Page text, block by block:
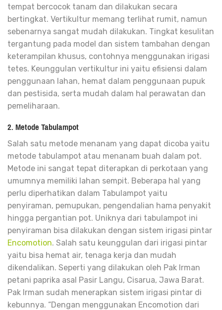
tempat bercocok tanam dan dilakukan secara
bertingkat. Vertikultur memang terlihat rumit, namun
sebenarnya sangat mudah dilakukan. Tingkat kesulitan
tergantung pada model dan sistem tambahan dengan
keterampilan khusus, contohnya menggunakan irigasi
tetes. Keunggulan vertikultur ini yaitu efisiensi dalam
penggunaan lahan, hemat dalam penggunaan pupuk
dan pestisida, serta mudah dalam hal perawatan dan
pemeliharaan.
2. Metode Tabulampot
Salah satu metode menanam yang dapat dicoba yaitu
metode tabulampot atau menanam buah dalam pot.
Metode ini sangat tepat diterapkan di perkotaan yang
umumnya memiliki lahan sempit. Beberapa hal yang
perlu diperhatikan dalam Tabulampot yaitu
penyiraman, pemupukan, pengendalian hama penyakit
hingga pergantian pot. Uniknya dari tabulampot ini
penyiraman bisa dilakukan dengan sistem irigasi pintar
Encomotion. Salah satu keunggulan dari irigasi pintar
yaitu bisa hemat air, tenaga kerja dan mudah
dikendalikan. Seperti yang dilakukan oleh Pak Irman
petani paprika asal Pasir Langu, Cisarua, Jawa Barat.
Pak Irman sudah menerapkan sistem irigasi pintar di
kebunnya. “Dengan menggunakan Encomotion dari